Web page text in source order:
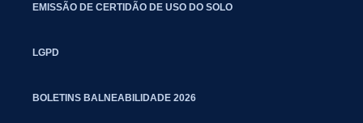
EMISSÃO DE CERTIDÃO DE USO DO SOLO
LGPD
BOLETINS BALNEABILIDADE 2026